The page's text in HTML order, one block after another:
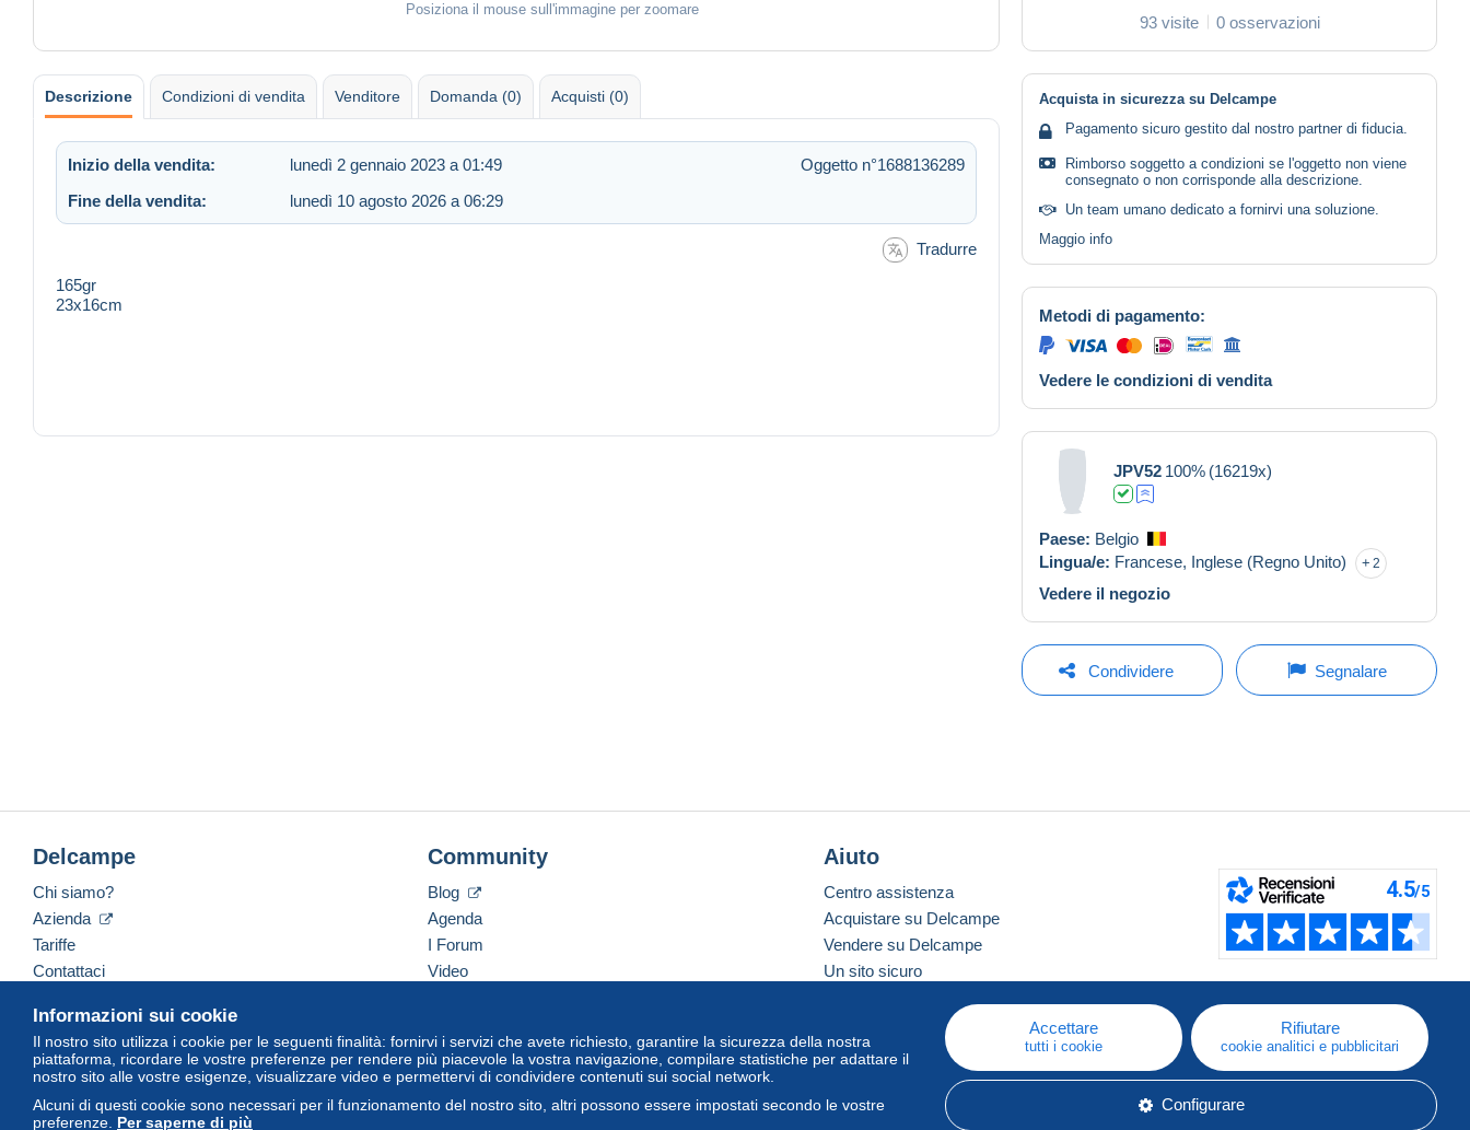
Posiziona il mouse sull'immagine per zoomare
93 visite 0 osservazioni
Descrizione Condizioni di vendita Venditore Domanda (0) Acquisti (0)
Inizio della vendita: lunedì 2 gennaio 2023 a 01:49
Oggetto n°1688136289
Fine della vendita:
lunedì 10 agosto 2026 a 06:29
Tradurre
165gr
23x16cm
Acquista in sicurezza su Delcampe
Pagamento sicuro gestito dal nostro partner di fiducia.
Rimborso soggetto a condizioni se l'oggetto non viene
consegnato o non corrisponde alla descrizione.
Un team umano dedicato a fornirvi una soluzione.
Maggio info
Metodi di pagamento:
Vedere le condizioni di vendita
JPV52 100% (16219x)
Paese: Belgio
Lingua/e: Francese, Inglese (Regno Unito) 2
Vedere il negozio
Condividere Segnalare
Informazioni sui cookie
Il nostro sito utilizza i cookie per le seguenti finalità: fornirvi i servizi che avete richiesto, garantire la sicurezza della nostra
piattaforma, ricordare le vostre preferenze per rendere più piacevole la vostra navigazione, compilare statistiche per adattare il
nostro sito alle vostre esigenze, visualizzare video e permettervi di condividere contenuti sui social network.
Alcuni di questi cookie sono necessari per il funzionamento del nostro sito, altri possono essere impostati secondo le vostre
preferenze. Per saperne di più
Accettare
tutti i cookie
Rifiutare
cookie analitici e pubblicitari
Configurare
Delcampe
Chi siamo?
Azienda
Tariffe
Contattaci
Community
Blog
Agenda
I Forum
Video
Aiuto
Centro assistenza
Acquistare su Delcampe
Vendere su Delcampe
Un sito sicuro
Italiano USD America/Indiana/Vevay Versione standard
© Delcampe International Srl. Tutti i diritti riservati.